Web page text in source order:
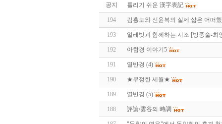
공지 틀리기 쉬운 漢字表記
194 김홍도와 신윤복의 실제 삶은 어떠
193 얼레빗과 함께하는 시조 [방중술-최
192 아함경 이야기5
191 열반경 (4)
190 ★무정한 세월★
189 열반경 (5)
188 評論/雲谷의 時調